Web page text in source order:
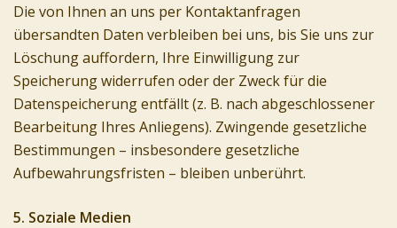
Die von Ihnen an uns per Kontaktanfragen
übersandten Daten verbleiben bei uns, bis Sie uns zur
Löschung auffordern, Ihre Einwilligung zur
Speicherung widerrufen oder der Zweck für die
Datenspeicherung entfällt (z. B. nach abgeschlossener
Bearbeitung Ihres Anliegens). Zwingende gesetzliche
Bestimmungen – insbesondere gesetzliche
Aufbewahrungsfristen – bleiben unberührt.
5. Soziale Medien